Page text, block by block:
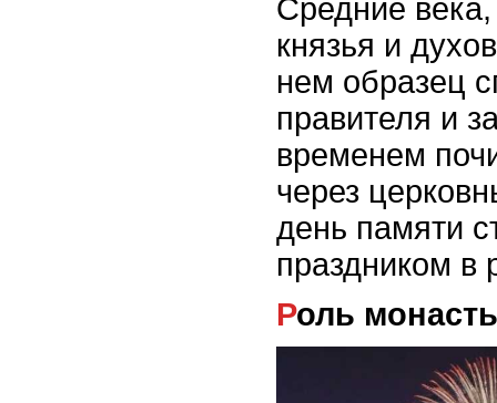
Средние
князья и
нем образец
правителя и
временем
через
день памяти
праздником в
Роль